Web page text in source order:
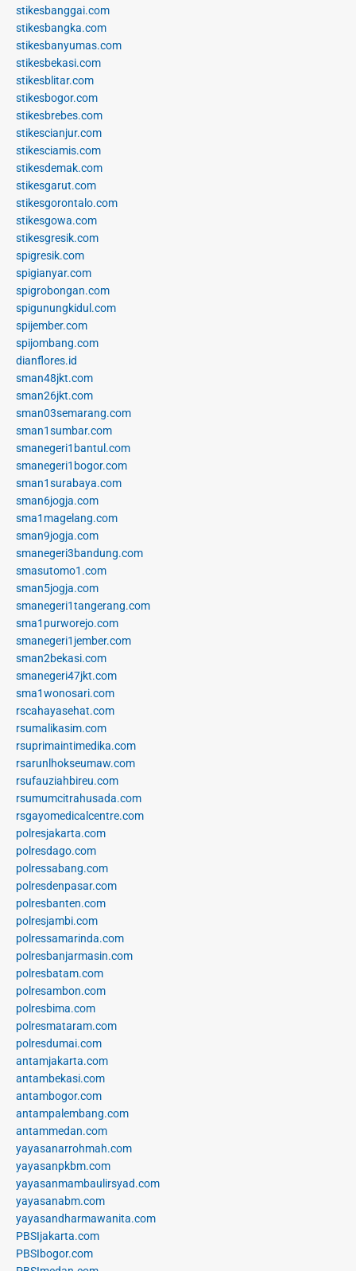
stikesbanggai.com
stikesbangka.com
stikesbanyumas.com
stikesbekasi.com
stikesblitar.com
stikesbogor.com
stikesbrebes.com
stikescianjur.com
stikesciamis.com
stikesdemak.com
stikesgarut.com
stikesgorontalo.com
stikesgowa.com
stikesgresik.com
spigresik.com
spigianyar.com
spigrobongan.com
spigunungkidul.com
spijember.com
spijombang.com
dianflores.id
sman48jkt.com
sman26jkt.com
sman03semarang.com
sman1sumbar.com
smanegeri1bantul.com
smanegeri1bogor.com
sman1surabaya.com
sman6jogja.com
sma1magelang.com
sman9jogja.com
smanegeri3bandung.com
smasutomo1.com
sman5jogja.com
smanegeri1tangerang.com
sma1purworejo.com
smanegeri1jember.com
sman2bekasi.com
smanegeri47jkt.com
sma1wonosari.com
rscahayasehat.com
rsumalikasim.com
rsuprimaintimedika.com
rsarunlhokseumaw.com
rsufauziahbireu.com
rsumumcitrahusada.com
rsgayomedicalcentre.com
polresjakarta.com
polresdago.com
polressabang.com
polresdenpasar.com
polresbanten.com
polresjambi.com
polressamarinda.com
polresbanjarmasin.com
polresbatam.com
polresambon.com
polresbima.com
polresmataram.com
polresdumai.com
antamjakarta.com
antambekasi.com
antambogor.com
antampalembang.com
antammedan.com
yayasanarrohmah.com
yayasanpkbm.com
yayasanmambaulirsyad.com
yayasanabm.com
yayasandharmawanita.com
PBSIjakarta.com
PBSIbogor.com